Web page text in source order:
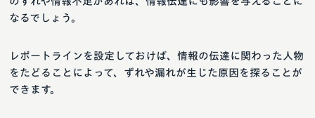
なるでしょう。
レポートラインを設定しておけば、情報の伝達に関わった人物
をたどることによって、ずれや漏れが生じた原因を探ることが
できます。